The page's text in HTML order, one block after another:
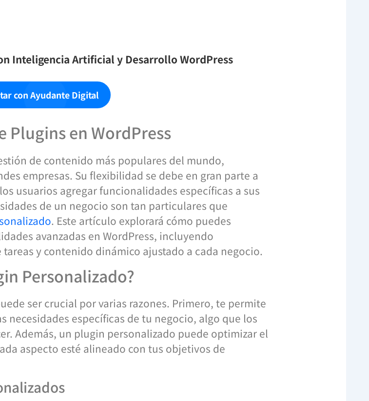
Inteligencia Artificial y Desarrollo WordPress
con Ayudante Digital
en WordPress
de contenido más populares del mundo,
empresas. Su flexibilidad se debe en gran parte a
usuarios agregar funcionalidades específicas a sus
de un negocio son tan particulares que
. Este artículo explorará cómo puedes
avanzadas en WordPress, incluyendo
y contenido dinámico ajustado a cada negocio.
Personalizado?
ser crucial por varias razones. Primero, te permite
necesidades específicas de tu negocio, algo que los
Además, un plugin personalizado puede optimizar el
aspecto esté alineado con tus objetivos de